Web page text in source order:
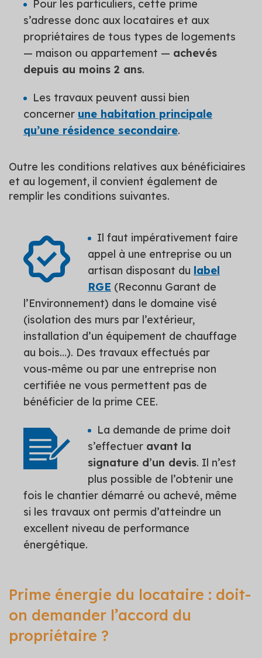
Pour les particuliers, cette prime
s’adresse donc aux locataires et aux
propriétaires de tous types de logements
— maison ou appartement — achevés
depuis au moins 2 ans.
Les travaux peuvent aussi bien
concerner une habitation principale
qu’une résidence secondaire.
Outre les conditions relatives aux bénéficiaires
et au logement, il convient également de
remplir les conditions suivantes.
Il faut impérativement faire
appel à une entreprise ou un
artisan disposant du label
RGE (Reconnu Garant de
l’Environnement) dans le domaine visé
(isolation des murs par l’extérieur,
installation d’un équipement de chauffage
au bois…). Des travaux effectués par
vous-même ou par une entreprise non
certifiée ne vous permettent pas de
bénéficier de la prime CEE.
La demande de prime doit
s’effectuer avant la
signature d’un devis. Il n’est
plus possible de l’obtenir une
fois le chantier démarré ou achevé, même
si les travaux ont permis d’atteindre un
excellent niveau de performance
énergétique.
Prime énergie du locataire : doit-
on demander l’accord du
propriétaire ?